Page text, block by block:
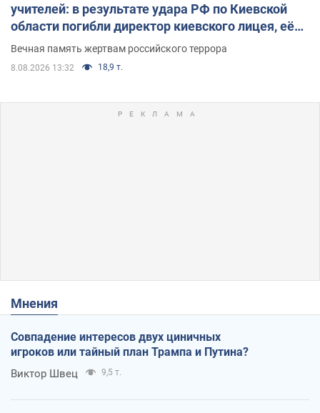
учителей: в результате удара РФ по Киевской
области погибли директор киевского лицея, её
муж и внук
Вечная память жертвам российского террора
8.08.2026 13:32 18,9 т.
Мнения
Совпадение интересов двух циничных
игроков или тайный план Трампа и Путина?
Виктор Швец 9,5 т.